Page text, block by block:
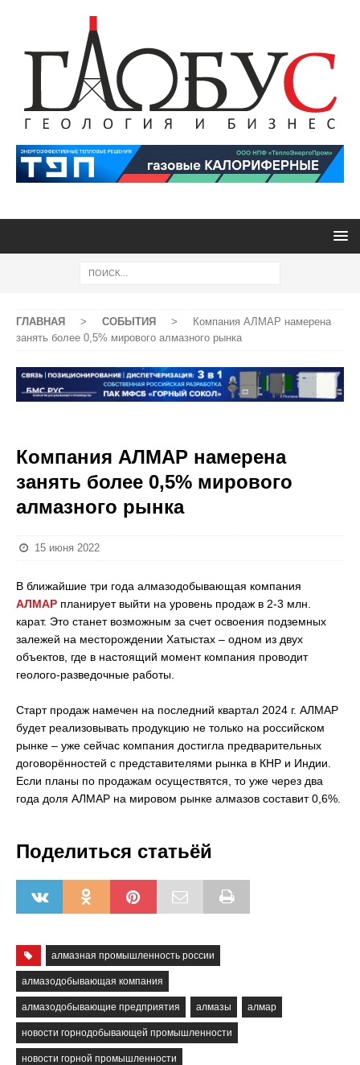
ГЛАВНАЯ > СОБЫТИЯ >
Компания АЛМАР намерена
занять более 0,5% мирового алмазного рынка
Компания АЛМАР намерена
занять более 0,5% мирового
алмазного рынка
15 июня 2022
В ближайшие три года алмазодобывающая компания
АЛМАР планирует выйти на уровень продаж в 2-3 млн.
карат. Это станет возможным за счет освоения подземных
залежей на месторождении Хатыстах – одном из двух
объектов, где в настоящий момент компания проводит
геолого-разведочные работы.
Старт продаж намечен на последний квартал 2024 г. АЛМАР
будет реализовывать продукцию не только на российском
рынке – уже сейчас компания достигла предварительных
договорённостей с представителями рынка в КНР и Индии.
Если планы по продажам осуществятся, то уже через два
года доля АЛМАР на мировом рынке алмазов составит 0,6%.
Поделиться статьёй
алмазная промышленность россии
алмазодобывающая компания
алмазодобывающие предприятия алмазы алмар
новости горнодобывающей промышленности
новости горной промышленности